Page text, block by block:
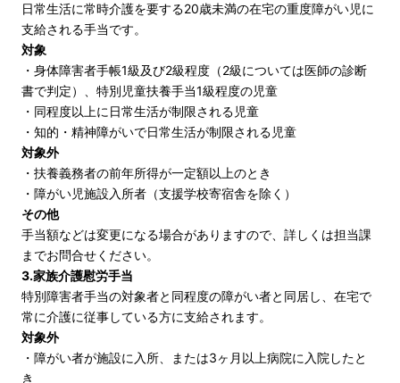
日常生活に常時介護を要する20歳未満の在宅の重度障がい児に
支給される手当です。
対象
・身体障害者手帳1級及び2級程度（2級については医師の診断
書で判定）、特別児童扶養手当1級程度の児童
・同程度以上に日常生活が制限される児童
・知的・精神障がいで日常生活が制限される児童
対象外
・扶養義務者の前年所得が一定額以上のとき
・障がい児施設入所者（支援学校寄宿舎を除く）
その他
手当額などは変更になる場合がありますので、詳しくは担当課
までお問合せください。
3.家族介護慰労手当
特別障害者手当の対象者と同程度の障がい者と同居し、在宅で
常に介護に従事している方に支給されます。
対象外
・障がい者が施設に入所、または3ヶ月以上病院に入院したと
き